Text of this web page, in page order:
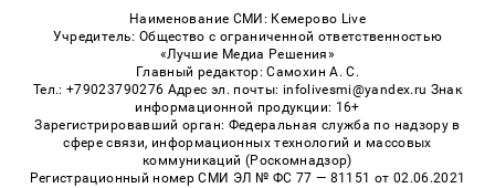
Наименование СМИ: Кемерово Live
Учредитель: Общество с ограниченной ответственностью
«Лучшие Медиа Решения»
Главный редактор: Самохин А. С.
Тел.: +79023790276 Адрес эл. почты: infolivesmi@yandex.ru Знак
информационной продукции: 16+
Зарегистрировавший орган: Федеральная служба по надзору в
сфере связи, информационных технологий и массовых
коммуникаций (Роскомнадзор)
Регистрационный номер СМИ ЭЛ № ФС 77 — 81151 от 02.06.2021